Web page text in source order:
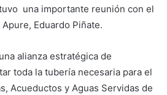
una importante reunión con el
Eduardo Piñate.
alianza estratégica de
toda la tubería necesaria para el
Acueductos y Aguas Servidas de